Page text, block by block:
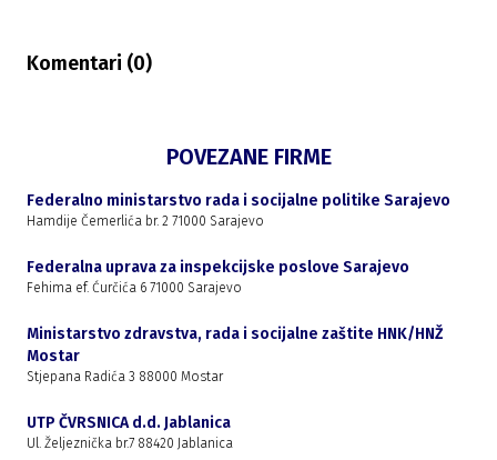
Komentari (0)
POVEZANE FIRME
Federalno ministarstvo rada i socijalne politike Sarajevo
Hamdije Čemerlića br. 2 71000 Sarajevo
Federalna uprava za inspekcijske poslove Sarajevo
Fehima ef. Ćurčića 6 71000 Sarajevo
Ministarstvo zdravstva, rada i socijalne zaštite HNK/HNŽ
Mostar
Stjepana Radića 3 88000 Mostar
UTP ČVRSNICA d.d. Jablanica
Ul. Željeznička br.7 88420 Jablanica